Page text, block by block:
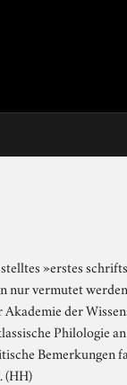
»erstes
nur vermutet
der
Philologie
Bemerkungen
(HH)